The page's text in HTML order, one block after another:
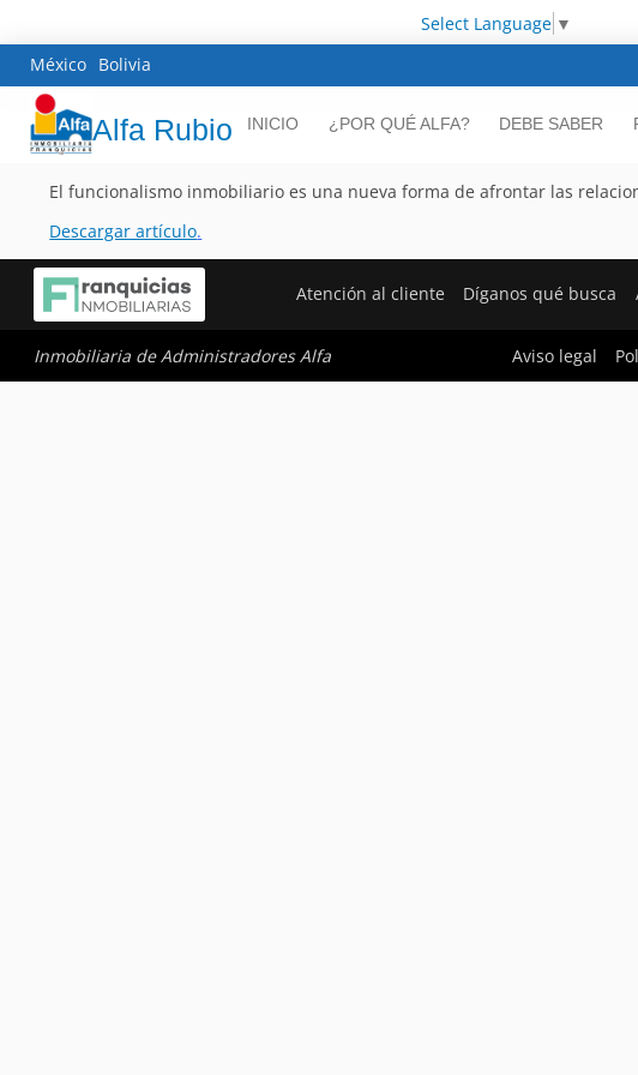
Select Language ▼
México Bolivia
Alfa Rubio INICIO ¿POR QUÉ ALFA? DEBE SABER
El funcionalismo inmobiliario es una nueva forma de afrontar las
Descargar artículo.
Atención al cliente Díganos qué busca
Inmobiliaria de Administradores Alfa Aviso legal